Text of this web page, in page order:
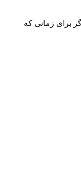
برای زمانی که